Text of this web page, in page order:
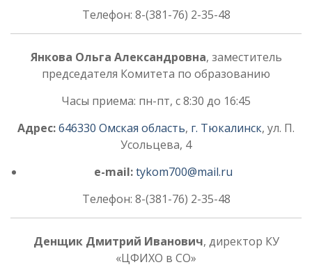
Телефон: 8-(381-76) 2-35-48
Янкова Ольга Александровна, заместитель
председателя Комитета по образованию
Часы приема: пн-пт, с 8:30 до 16:45
Адрес:646330 Омская область, г. Тюкалинск, ул. П.
Усольцева, 4
e-mail: tykom700@mail.ru
Телефон: 8-(381-76) 2-35-48
Денщик Дмитрий Иванович, директор КУ
«ЦФИХО в СО»